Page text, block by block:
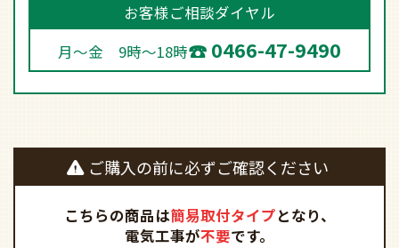
お客様ご相談ダイヤル
月～金 9時～18時
0466-47-9490
ご購入の前に必ずご確認ください
こちらの商品は簡易取付タイプとなり、
電気工事が不要です。